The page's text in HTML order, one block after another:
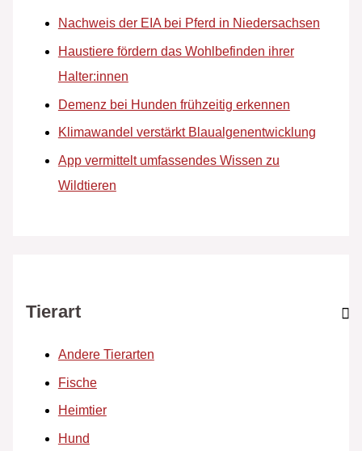
Nachweis der EIA bei Pferd in Niedersachsen
Haustiere fördern das Wohlbefinden ihrer
Halter:innen
Demenz bei Hunden frühzeitig erkennen
Klimawandel verstärkt Blaualgenentwicklung
App vermittelt umfassendes Wissen zu
Wildtieren
Tierart
Andere Tierarten
Fische
Heimtier
Hund